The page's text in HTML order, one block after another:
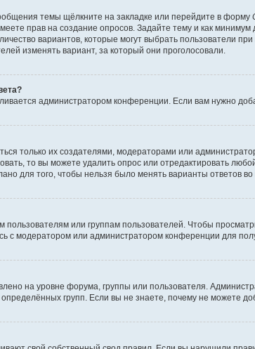
темы щёлкните на закладке или перейдите в форму
прав на создание опросов. Задайте тему и как
вариантов, которые могут выбрать пользователи
изменять вариант, за который они проголосовали.
администратором конференции. Если вам нужно
только их создателями, модераторами или
то вы можете удалить опрос или отредактировать
для того, чтобы нельзя было менять варианты ответов во
или группам пользователей. Чтобы
с модератором или администратором конференции для
на уровне форума, группы или пользователя.
групп. Если вы не знаете, почему не можете